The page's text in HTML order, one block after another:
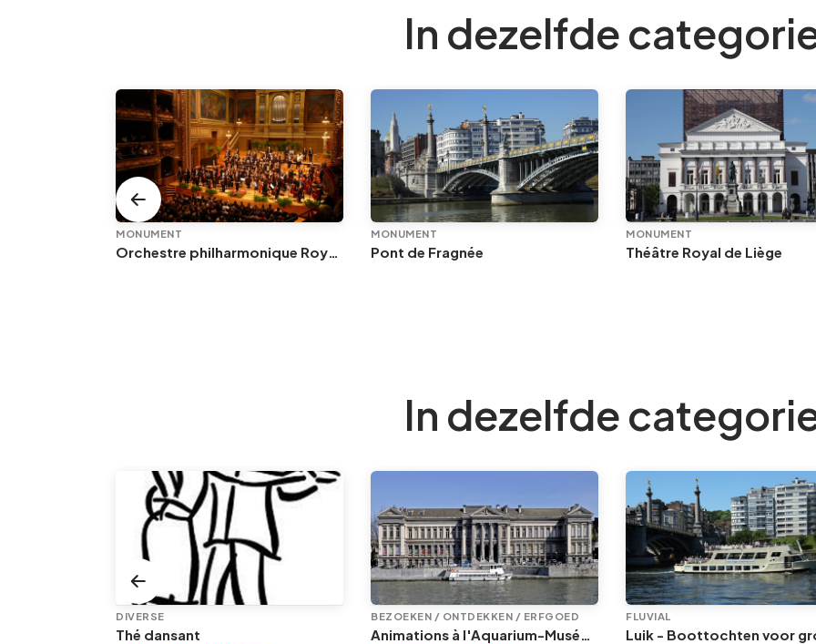
In dezelfde
MONUMENT
Orchestre philharmonique Royal de Liège
MONUMENT
Pont de Fragnée
MONUMENT
Théâtre Royal de Liège
In dezelfde
DIVERSE
Thé dansant
BEZOEKEN / ONTDEKKEN / ERFGOED
Animations à l'Aquarium-Muséum
FLUVIAL